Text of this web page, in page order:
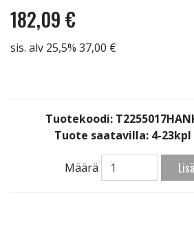
182,09 €
sis. alv 25,5% 37,00 €
Tuotekoodi:
Tuote saatavilla: 4-
Määrä